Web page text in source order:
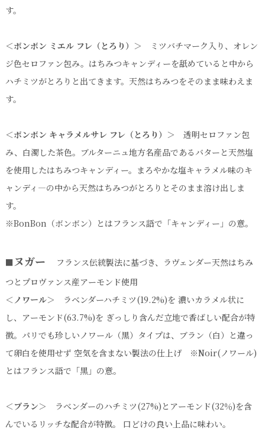
す。
＜ボンボン ミエル フレ（とろり）＞ ミツバチマーク入り、オレン
ジ色セロファン包み。はちみつキャンディーを舐めていると中から
ハチミツがとろりと出てきます。天然はちみつをそのまま味わえま
す。
＜ボンボン キャラメルサレ フレ（とろり）＞ 透明セロファン包
み、白濁した茶色。ブルターニュ地方名産品であるバターと天然塩
を使用したはちみつキャンディー。まろやかな塩キャラメル味のキ
ャンディ—の中から天然はちみつがとろりとそのまま溶け出しま
す。
※BonBon（ボンボン）とはフランス語で「キャンディー」の意。
■ ヌガー
フランス伝統製法に基づき、ラヴェンダー天然はちみ
つとプロヴァンス産アーモンド使用
＜ノワール＞ ラベンダーハチミツ(19.2%)を 濃いカラメル状に
し、アーモンド(63.7%)を ぎっしり含んだ立地で香ばしい配合が特
徴。パリでも珍しいノワール（黒）タイプは、ブラン（白）と違っ
て卵白を使用せず 空気を含まない製法の仕上げ ※Noir(ノワール)
とはフランス語で「黒」の意。
＜ブラン＞ ラべンダーのハチミツ(27%)とアーモンド(32％)を含
んでいるリッチな配合が特徴。 口どけの良い上品に味わい。